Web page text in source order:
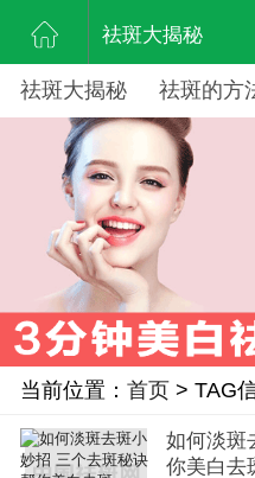
祛斑大揭秘
祛斑大揭秘 祛斑的方
当前位置： 首页> TAG
如何淡斑
你美白去